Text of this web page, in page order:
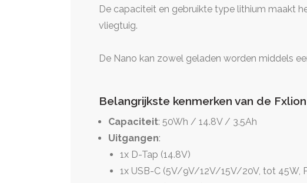
De capaciteit en gebruikte type lithium maakt
vliegtuig.
De Nano kan zowel geladen worden middels
Belangrijkste kenmerken van de
Capaciteit: 50Wh / 14.8V / 3.5Ah
Uitgangen:
1x D-Tap (14.8V)
1x USB-C (5V/9V/12V/15V/20V, tot 45W,